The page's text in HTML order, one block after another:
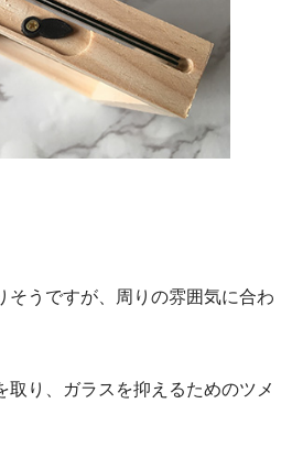
そうですが、周りの雰囲気に合わ
取り、ガラスを抑えるためのツメ